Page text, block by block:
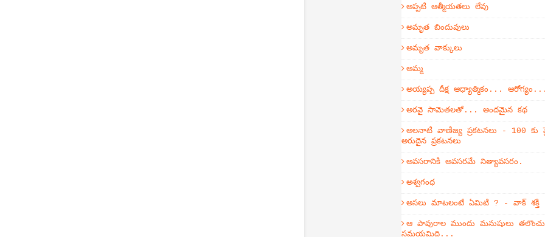
అప్పటి ఆత్మీయతలు లేవు
అమృత బిందువులు
అమృత వాక్కులు
అమ్మ
అయ్యప్ప దీక్ష ఆధ్యాత్మికం...
అరవై సామెతలతో... అందమైన కథ
అలనాటి వాణిజ్య ప్రకటనలు - 100
అరుదైన ప్రకటనలు
అవసరానికి అవసరమే నిత్యావసరం.
అశ్వగంధ
అసలు మాటలంటే ఏమిటి ? - వాక్ శక్తి
ఆ పావురాల ముందు మనుషులు
సమయమిది...